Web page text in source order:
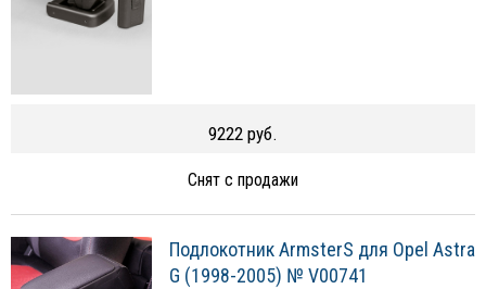
9222 руб.
Снят с продажи
Подлокотник ArmsterS для Opel Astra
G (1998-2005) № V00741